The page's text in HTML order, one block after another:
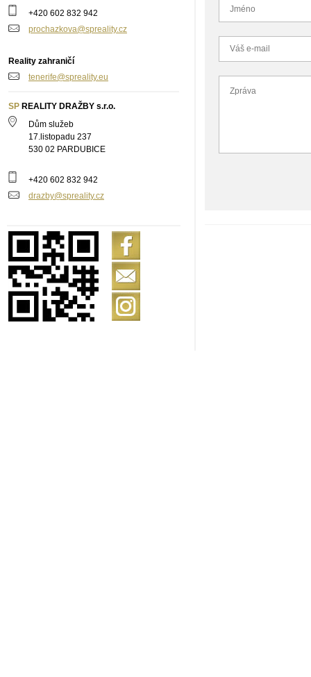
+420 602 832 942
prochazkova@spreality.cz
Reality zahraničí
tenerife@spreality.eu
SP REALITY DRAŽBY s.r.o.
Dům služeb
17.listopadu 237
530 02 PARDUBICE
+420 602 832 942
drazby@spreality.cz